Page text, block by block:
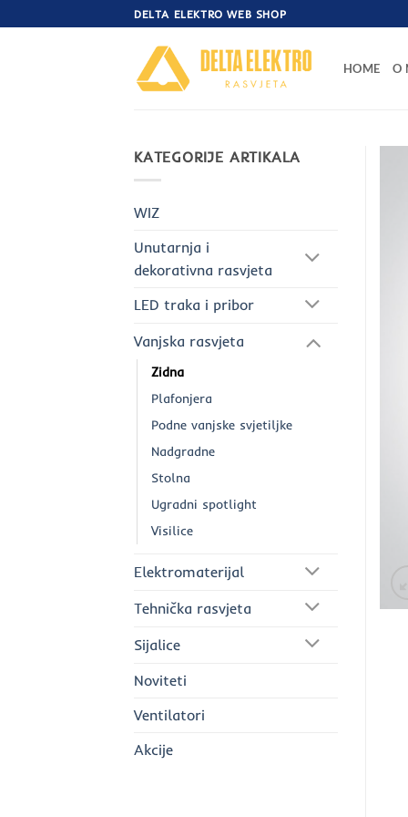
to
DELTA ELEKTRO WEB SHOP
HOME O
KATEGORIJE ARTIKALA
WIZ
Unutarnja i
dekorativna rasvjeta
LED traka i pribor
Vanjska rasvjeta
Zidna
Plafonjera
Podne vanjske svjetiljke
Nadgradne
Stolna
Ugradni spotlight
Visilice
Elektromaterijal
Tehnička rasvjeta
Sijalice
Noviteti
Ventilatori
Akcije